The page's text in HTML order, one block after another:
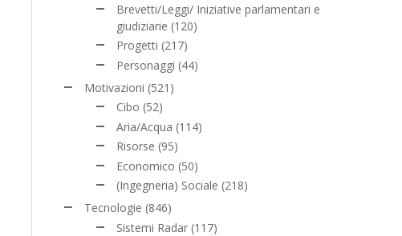
Brevetti/Leggi/ Iniziative parlamentari e
giudiziarie (120)
Progetti (217)
Personaggi (44)
Motivazioni (521)
Cibo (52)
Aria/Acqua (114)
Risorse (95)
Economico (50)
(Ingegneria) Sociale (218)
Tecnologie (846)
Sistemi Radar (117)